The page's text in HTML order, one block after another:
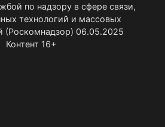
по надзору в сфере связи,
технологий и массовых
(Роскомнадзор) 06.05.2025
Контент 16+